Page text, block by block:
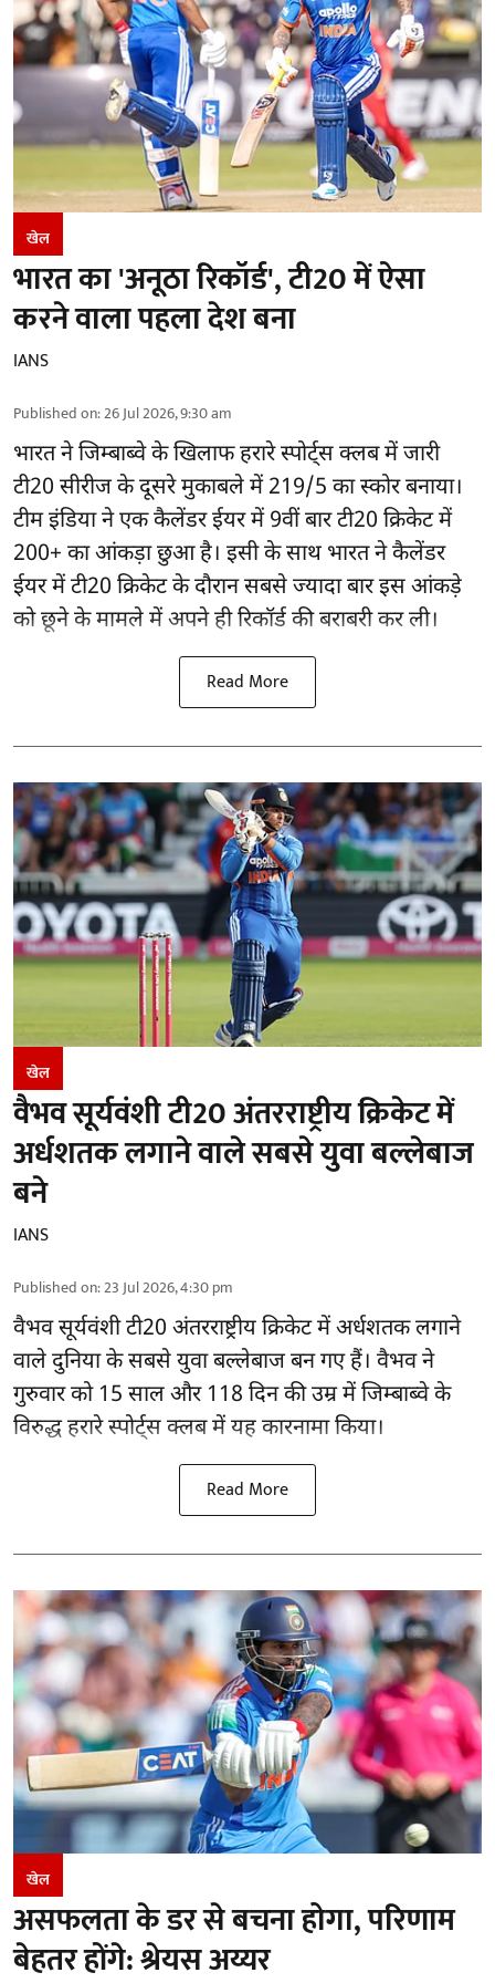
खेल
भारत का 'अनूठा रिकॉर्ड', टी20 में ऐसा
करने वाला पहला देश बना
IANS
Published on:26 Jul 2026, 9:30 am
भारत ने जिम्बाब्वे के खिलाफ हरारे स्पोर्ट्स क्लब में जारी
टी20 सीरीज के दूसरे मुकाबले में 219/5 का स्कोर बनाया।
टीम इंडिया ने एक कैलेंडर ईयर में 9वीं बार टी20 क्रिकेट में
200+ का आंकड़ा छुआ है। इसी के साथ भारत ने कैलेंडर
ईयर में टी20 क्रिकेट के दौरान सबसे ज्यादा बार इस आंकड़े
को छूने के मामले में अपने ही रिकॉर्ड की बराबरी कर ली।
Read More
खेल
वैभव सूर्यवंशी टी20 अंतरराष्ट्रीय क्रिकेट में
अर्धशतक लगाने वाले सबसे युवा बल्लेबाज
बने
IANS
Published on:23 Jul 2026, 4:30 pm
वैभव सूर्यवंशी टी20 अंतरराष्ट्रीय क्रिकेट में अर्धशतक लगाने
वाले दुनिया के सबसे युवा बल्लेबाज बन गए हैं। वैभव ने
गुरुवार को 15 साल और 118 दिन की उम्र में जिम्बाब्वे के
विरुद्ध हरारे स्पोर्ट्स क्लब में यह कारनामा किया।
Read More
खेल
असफलता के डर से बचना होगा, परिणाम
बेहतर होंगे: श्रेयस अय्यर